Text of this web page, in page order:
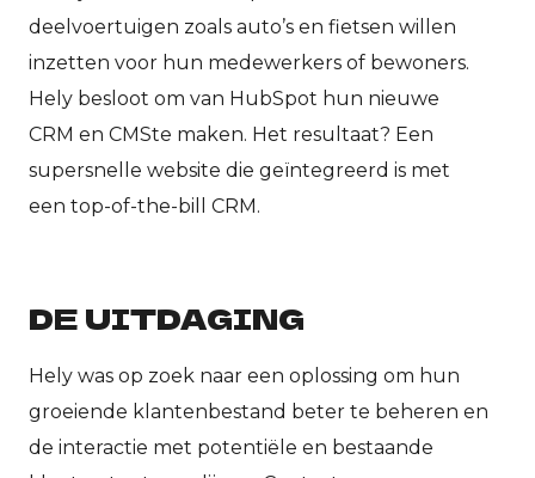
deelvoertuigen zoals auto’s en fietsen willen
inzetten voor hun medewerkers of bewoners.
Hely besloot om van HubSpot hun nieuwe
CRM en CMSte maken. Het resultaat? Een
supersnelle website die geïntegreerd is met
een top-of-the-bill CRM.
DE UITDAGING
Hely was op zoek naar een oplossing om hun
groeiende klantenbestand beter te beheren en
de interactie met potentiële en bestaande